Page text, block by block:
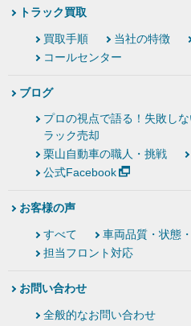
トラック買取
買取手順 当社の特徴
コールセンター
ブログ
プロの視点で語る！失敗し
ラック売却
栗山自動車の職人・挑戦
公式Facebook
お客様の声
すべて 車両品質・状態
担当フロント対応
お問い合わせ
全般的なお問い合わせ